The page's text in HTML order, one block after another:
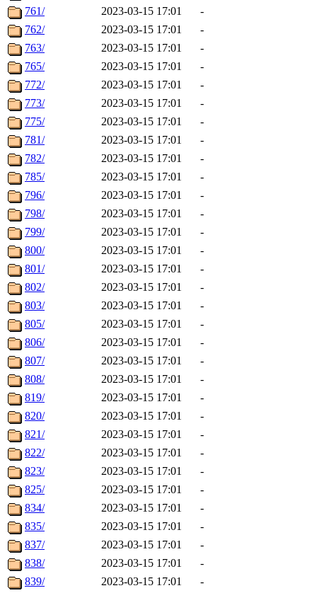
761/
2023-03-15 17:01
-
762/
2023-03-15 17:01
-
763/
2023-03-15 17:01
-
765/
2023-03-15 17:01
-
772/
2023-03-15 17:01
-
773/
2023-03-15 17:01
-
775/
2023-03-15 17:01
-
781/
2023-03-15 17:01
-
782/
2023-03-15 17:01
-
785/
2023-03-15 17:01
-
796/
2023-03-15 17:01
-
798/
2023-03-15 17:01
-
799/
2023-03-15 17:01
-
800/
2023-03-15 17:01
-
801/
2023-03-15 17:01
-
802/
2023-03-15 17:01
-
803/
2023-03-15 17:01
-
805/
2023-03-15 17:01
-
806/
2023-03-15 17:01
-
807/
2023-03-15 17:01
-
808/
2023-03-15 17:01
-
819/
2023-03-15 17:01
-
820/
2023-03-15 17:01
-
821/
2023-03-15 17:01
-
822/
2023-03-15 17:01
-
823/
2023-03-15 17:01
-
825/
2023-03-15 17:01
-
834/
2023-03-15 17:01
-
835/
2023-03-15 17:01
-
837/
2023-03-15 17:01
-
838/
2023-03-15 17:01
-
839/
2023-03-15 17:01
-